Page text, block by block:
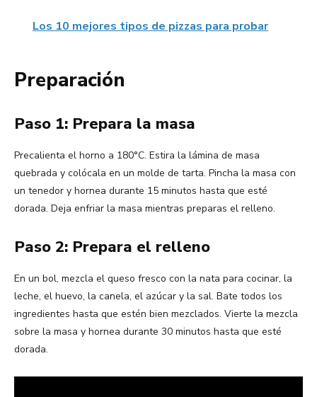
Los 10 mejores tipos de pizzas para probar
Preparación
Paso 1: Prepara la masa
Precalienta el horno a 180°C. Estira la lámina de masa
quebrada y colócala en un molde de tarta. Pincha la masa con
un tenedor y hornea durante 15 minutos hasta que esté
dorada. Deja enfriar la masa mientras preparas el relleno.
Paso 2: Prepara el relleno
En un bol, mezcla el queso fresco con la nata para cocinar, la
leche, el huevo, la canela, el azúcar y la sal. Bate todos los
ingredientes hasta que estén bien mezclados. Vierte la mezcla
sobre la masa y hornea durante 30 minutos hasta que esté
dorada.